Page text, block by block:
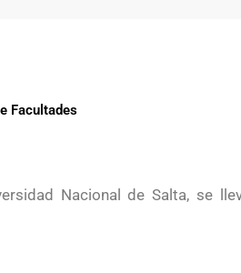
Facultades
Nacional de Salta, se